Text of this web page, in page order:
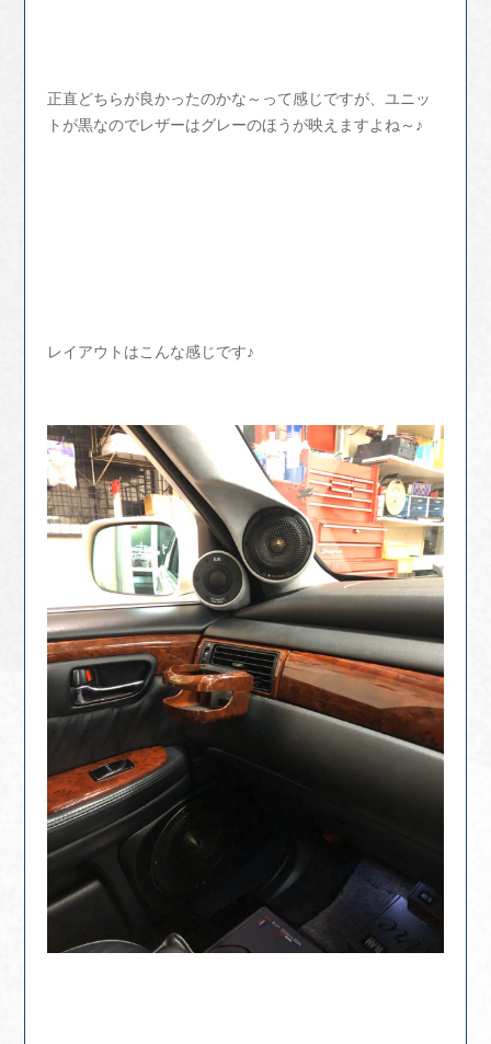
正直どちらが良かったのかな～って感じですが、ユニッ
トが黒なのでレザーはグレーのほうが映えますよね～♪
レイアウトはこんな感じです♪